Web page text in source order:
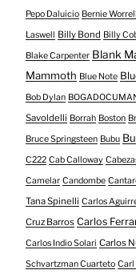
Pepo Daluicio Bernie Worrell
Laswell
Billy Bond Billy
Blake Carpenter Blank
Mammoth Blue Note
Bob Dylan
Savoldelli Borrah Boston
Bruce Springsteen Bubu
C222 Cab Calloway
Camelar Candombe
Tana Spinelli Carlos
Cruz Barros Carlos
Carlos Indio Solari Carlos
Schvartzman Cuarteto Carl